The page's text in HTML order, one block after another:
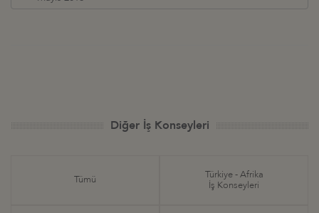
Diğer İş Konseyleri
Tümü
Türkiye - Afrika
İş Konseyleri